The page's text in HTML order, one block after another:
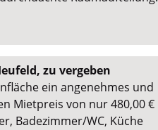
zu vergeben
ein angenehmes und
Mietpreis von nur 480,00 €
Badezimmer/WC, Küche